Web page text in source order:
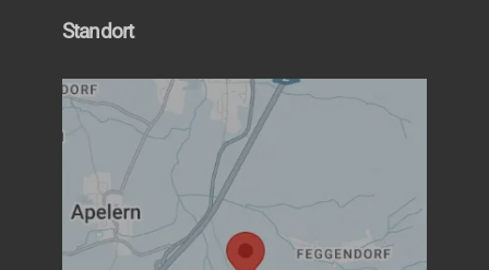
Standort